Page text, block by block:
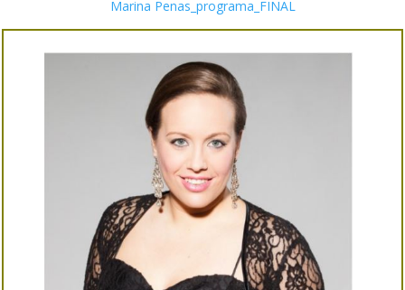
Marina Penas_programa_FINAL